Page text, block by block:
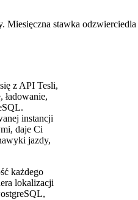
Miesięczna stawka
z API Tesli,
ładowanie,
instancji
daje Ci
jazdy,
każdego
lokalizacji